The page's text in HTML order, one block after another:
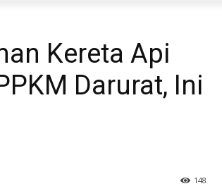
Kereta Api
Darurat, Ini
148